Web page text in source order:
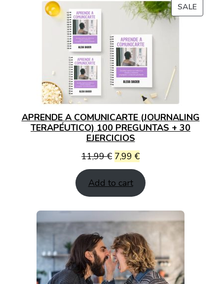
SALE
ON
APRENDE A COMUNICARTE (JOURNALING
TERAPÉUTICO) 100 PREGUNTAS + 30
EJERCICIOS
11,99€ Original
price
was:
11,99 €.
7,99 €Current
price
is:
7,99 €.
Add to cart